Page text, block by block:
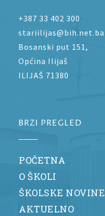
+387 33 402 300
stariilijas@bih.net.ba
Bosanski put 151,
Općina Ilijaš
ILIJAŠ 71380
BRZI PREGLED
POČETNA
O ŠKOLI
ŠKOLSKE NOVINE
AKTUELNO